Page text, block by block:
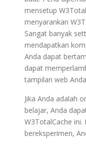
mensetup
menyarankan
Sangat banyak
mendapatkan
Anda dapat
dapat
tampilan web
Jika Anda adalah
belajar, Anda
W3TotalCache ini.
bereksperimen,